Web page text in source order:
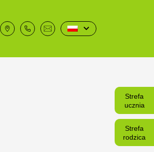
Strefa
ucznia
Strefa
rodzica